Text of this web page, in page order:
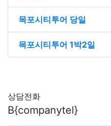
목포시티투어 당일
목포시티투어 1박2일
상담전화
B{companytel}